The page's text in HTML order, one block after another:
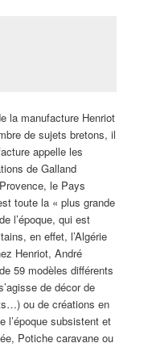
la manufacture Henriot
de sujets bretons, il
appelle les
de Galland
le Pays
toute la « plus grande
l’époque, qui est
en effet, l’Algérie
Henriot, André
59 modèles différents
de décor de
ou de créations en
l’époque subsistent et
Potiche caravane ou